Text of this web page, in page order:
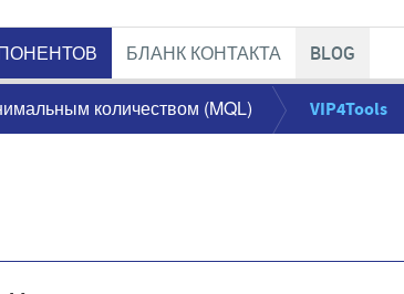
БЛАНК КОНТАКТА BLOG
количеством (MQL) VIP4Tools